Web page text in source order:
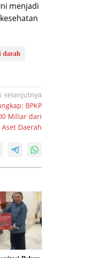
menjadi
darah
selanjutnya
BPKP
Miliar dari
Daerah